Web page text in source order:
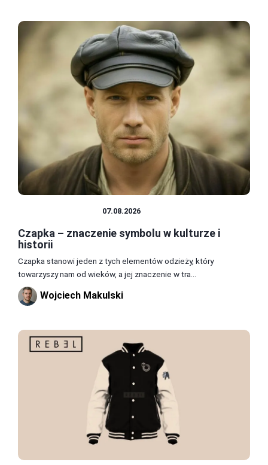
07.08.2026
Czapka – znaczenie symbolu w kulturze i
historii
Czapka stanowi jeden z tych elementów odzieży, który
towarzyszy nam od wieków, a jej znaczenie w tra...
Wojciech Makulski